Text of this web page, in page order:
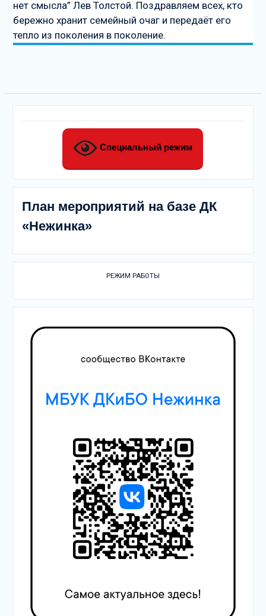
нет смысла” Лев Толстой. Поздравляем всех, кто
бережно хранит семейный очаг и передаёт его
тепло из поколения в поколение.
Специальный режим
План мероприятий на базе ДК
«Нежинка»
РЕЖИМ РАБОТЫ